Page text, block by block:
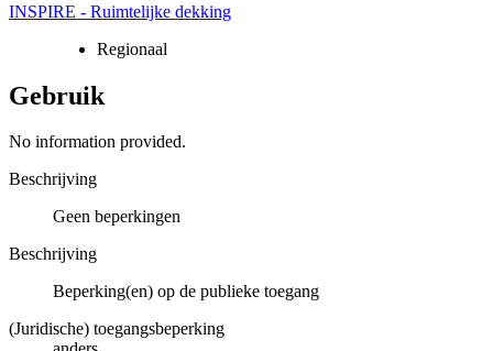
INSPIRE - Ruimtelijke dekking
Regionaal
Gebruik
No information provided.
Beschrijving
Geen beperkingen
Beschrijving
Beperking(en) op de publieke toegang
(Juridische) toegangsbeperking